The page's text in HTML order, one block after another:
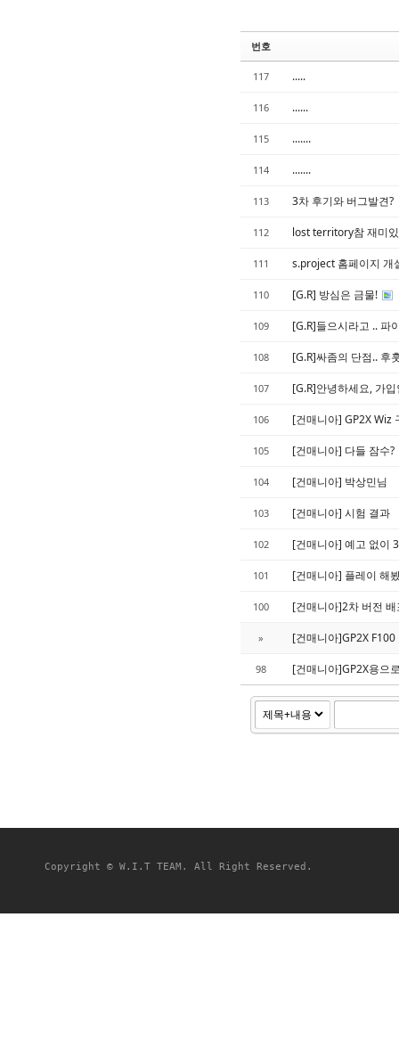
번호
117 .....
116 ......
115 .......
114 .......
113 3차 후기와 버그발견?
112 lost territory참 재미
111 s.project 홈페이지 개
110 [G.R] 방심은 금물!
109 [G.R]들으시라고 .. 파
108 [G.R]싸좀의 단점.. 후
107 [G.R]안녕하세요, 가
106 [건매니아] GP2X Wiz
105 [건매니아] 다들 잠수?
104 [건매니아] 박상민님
103 [건매니아] 시험 결과
102 [건매니아] 예고 없이
101 [건매니아] 플레이 해
100 [건매니아]2차 버전 배
» [건매니아]GP2X
98 [건매니아]GP2X용으
Copyright © W.I.T TEAM. All Right Reserved.